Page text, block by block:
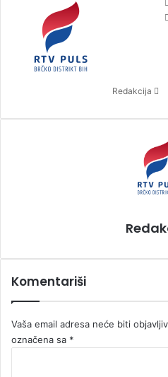
Redakcija
a
Komentariši
Vaša email adresa neće biti
označena sa *